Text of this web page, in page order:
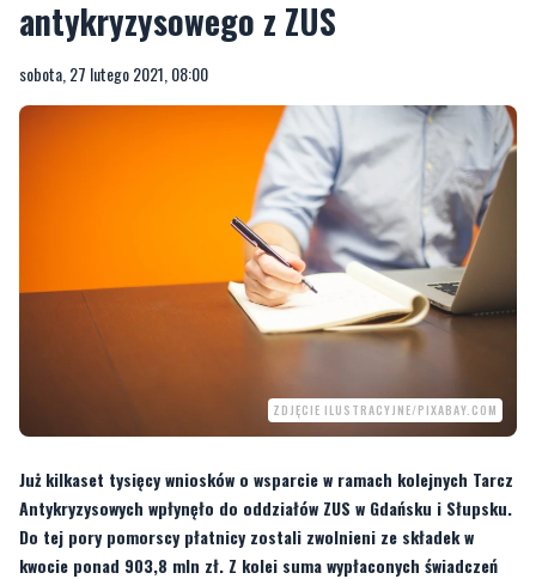
ZDJĘCIE ILUSTRACYJNE/PIXABAY.COM
Już kilkaset tysięcy wniosków o wsparcie w ramach kolejnych Tarcz
Antykryzysowych wpłynęło do oddziałów ZUS w Gdańsku i Słupsku.
kwocie ponad 903,8 mln zł. Z kolei suma wypłaconych świadczeń
postojowych przekroczyła 403,2 mln zł. Z końcem lutego mija
ważny termin dla przedsiębiorców, którzy chcą skorzystać ze
zwolnienia ze składek w ramach Tarczy 7.0.